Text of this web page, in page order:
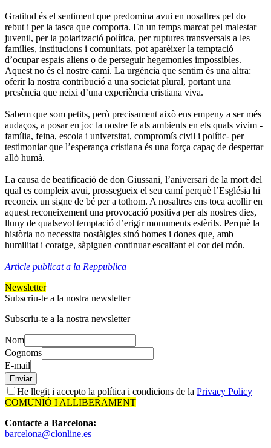
Gratitud és el sentiment que predomina avui en nosaltres pel do
rebut i per la tasca que comporta. En un temps marcat pel malestar
juvenil, per la polarització política, per ruptures transversals a les
famílies, institucions i comunitats, pot aparèixer la temptació
d’ocupar espais aliens o de perseguir hegemonies impossibles.
Aquest no és el nostre camí. La urgència que sentim és una altra:
oferir la nostra contribució a una societat plural, portant una
presència que neixi d’una experiència cristiana viva.
Sabem que som petits, però precisament això ens empeny a ser més
audaços, a posar en joc la nostre fe als ambients en els quals vivim -
família, feina, escola i universitat, compromís civil i polític- per
testimoniar que l’esperança cristiana és una força capaç de despertar
allò humà.
La causa de beatificació de don Giussani, l’aniversari de la mort del
qual es compleix avui, prossegueix el seu camí perquè l’Església hi
reconeix un signe de bé per a tothom. A nosaltres ens toca acollir en
aquest reconeixement una provocació positiva per als nostres dies,
lluny de qualsevol temptació d’erigir monuments estèrils. Perquè la
història no necessita nostàlgies sinó homes i dones que, amb
humilitat i coratge, sàpiguen continuar escalfant el cor del món.
Article publicat a la Reppublica
Newsletter
Subscriu-te a la nostra newsletter
Subscriu-te a la nostra newsletter
Nom
Cognoms
E-mail
Enviar
He llegit i accepto la política i condicions de la Privacy Policy
COMUNIÓ I ALLIBERAMENT
Contacte a Barcelona:
barcelona@clonline.es